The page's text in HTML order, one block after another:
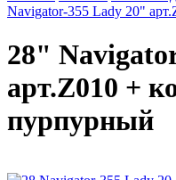
Navigator-355 Lady 20"
28"
арт.Z010 +
пурпурный